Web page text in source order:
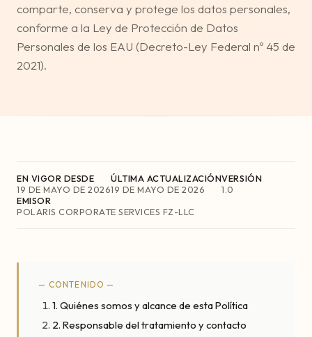
comparte, conserva y protege los datos personales,
conforme a la Ley de Protección de Datos
Personales de los EAU (Decreto-Ley Federal nº 45 de
2021).
EN VIGOR DESDE
19 DE MAYO DE 2026
ÚLTIMA ACTUALIZACIÓN
19 DE MAYO DE 2026
VERSIÓN
1.0
EMISOR
POLARIS CORPORATE SERVICES FZ-LLC
— CONTENIDO —
1. Quiénes somos y alcance de esta Política
2. Responsable del tratamiento y contacto